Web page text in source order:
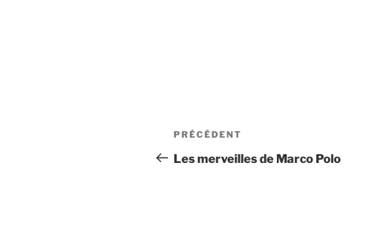
Navigation
de
Article
précédent
PRÉCÉDENT
Les merveilles de Marco Polo